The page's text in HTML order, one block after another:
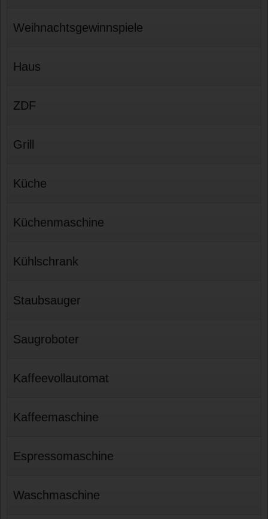
Weihnachtsgewinnspiele
Haus
ZDF
Grill
Küche
Küchenmaschine
Kühlschrank
Staubsauger
Saugroboter
Kaffeevollautomat
Kaffeemaschine
Espressomaschine
Waschmaschine